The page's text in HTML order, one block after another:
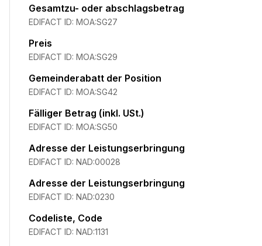
Gesamtzu- oder abschlagsbetrag
EDIFACT ID: MOA:SG27
Preis
EDIFACT ID: MOA:SG29
Gemeinderabatt der Position
EDIFACT ID: MOA:SG42
Fälliger Betrag (inkl. USt.)
EDIFACT ID: MOA:SG50
Adresse der Leistungserbringung
EDIFACT ID: NAD:00028
Adresse der Leistungserbringung
EDIFACT ID: NAD:0230
Codeliste, Code
EDIFACT ID: NAD:1131